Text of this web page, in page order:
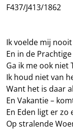
F437/J413/1862
Ik voelde mij
En in de
Ga ik me ook niet
Ik houd niet van
Want het is daar
En Vakantie –
En Eden ligt er zo
Op stralende